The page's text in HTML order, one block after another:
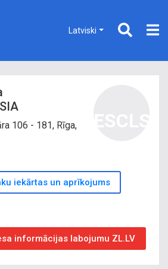
Latviski
106 - 181, Rīga,
iekārtas un aprīkojums
informācijas labojumu ZL.LV